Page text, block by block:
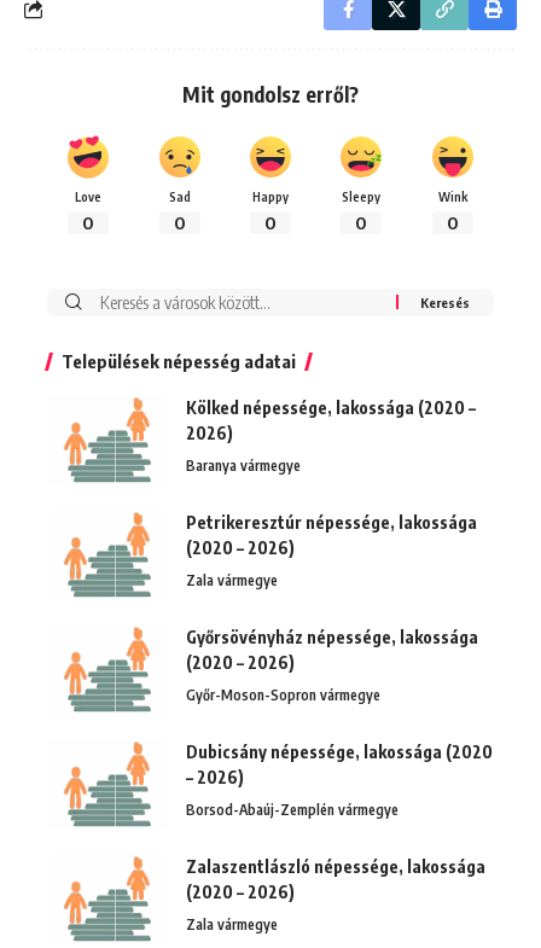
Mit gondolsz erről?
Love
0
Sad
0
Happy
0
Sleepy
0
Wink
0
Keresés:
Települések népesség adatai
Kölked népessége, lakossága (2020 –
2026)
Baranya vármegye
Petrikeresztúr népessége, lakossága
(2020 – 2026)
Zala vármegye
Győrsövényház népessége, lakossága
(2020 – 2026)
Győr-Moson-Sopron vármegye
Dubicsány népessége, lakossága (2020
– 2026)
Borsod-Abaúj-Zemplén vármegye
Zalaszentlászló népessége, lakossága
(2020 – 2026)
Zala vármegye